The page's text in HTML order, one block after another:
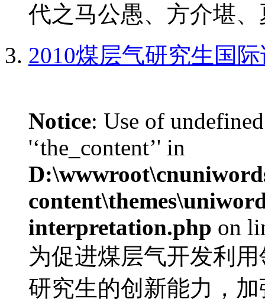
代之马公愚、方介堪
2010煤层气研究生国
Notice: Use of
'‘the_content’' in
interpretation.php on
为促进煤层气开发利
研究生的创新能力，